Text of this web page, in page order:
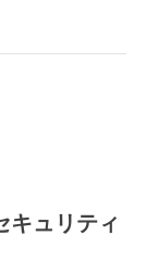
キュリティ